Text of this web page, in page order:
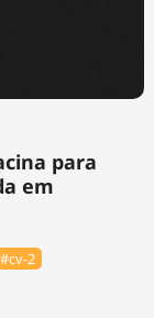
para
em
#cv-2